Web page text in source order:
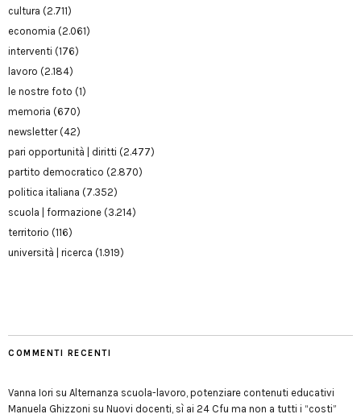
cultura (2.711)
economia (2.061)
interventi (176)
lavoro (2.184)
le nostre foto (1)
memoria (670)
newsletter(42)
pari opportunità | diritti (2.477)
partito democratico (2.870)
politica italiana (7.352)
scuola | formazione (3.214)
territorio (116)
università | ricerca (1.919)
COMMENTI RECENTI
Vanna Iori su Alternanza scuola-lavoro, potenziare contenuti educativi
Manuela Ghizzoni su Nuovi docenti, sì ai 24 Cfu ma non a tutti i “costi”